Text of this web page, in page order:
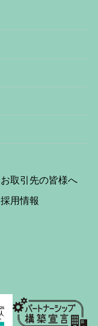
お取引先の皆様へ
採用情報